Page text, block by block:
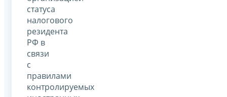
статуса
налогового
резидента
РФ в
связи
с
правилами
контролируемых